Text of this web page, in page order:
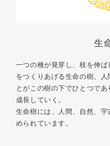
生
一つの種が発芽し、枝を伸
をつくりあげる生命の樹。
とがこの樹の下でひとつで
成長していく。
生命樹には、人間、自然、宇
められています。